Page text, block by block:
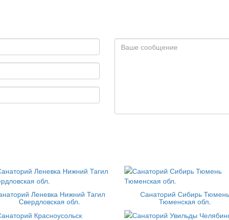
Леневка Нижний Тагил
Свердловская обл.
Санаторий Сибирь Тюмень
Тюменская обл.